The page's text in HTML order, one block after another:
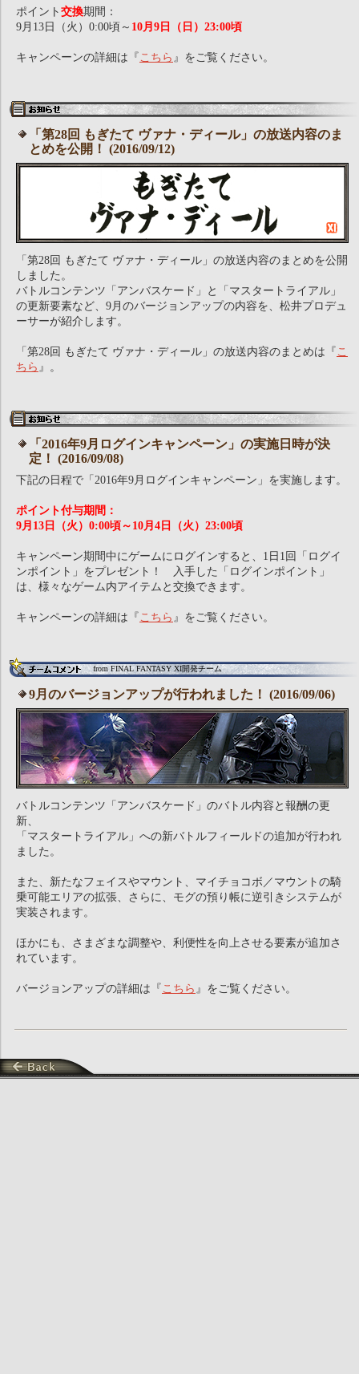
ポイント 交換期間：
9月13日（火）0:00頃～ 10月9日（日）23:00頃
キャンペーンの詳細は『 こちら 』をご覧ください。
「第28回 もぎたて ヴァナ・ディール」の放送内容のま
とめを公開！ (2016/09/12)
「第28回 もぎたて ヴァナ・ディール」の放送内容のまとめを公開
しました。
バトルコンテンツ「アンバスケード」と「マスタートライアル」
の更新要素など、9月のバージョンアップの内容を、松井プロデュ
ーサーが紹介します。
「第28回 もぎたて ヴァナ・ディール」の放送内容のまとめは『 こ
ちら 』。
「2016年9月ログインキャンペーン」の実施日時が決
定！ (2016/09/08)
下記の日程で「2016年9月ログインキャンペーン」を実施します。
ポイント付与期間：
9月13日（火）0:00頃～10月4日（火）23:00頃
キャンペーン期間中にゲームにログインすると、1日1回「ログイ
ンポイント」をプレゼント！ 入手した「ログインポイント」
は、様々なゲーム内アイテムと交換できます。
キャンペーンの詳細は『 こちら 』をご覧ください。
from FINAL FANTASY XI開発チーム
9月のバージョンアップが行われました！ (2016/09/06)
バトルコンテンツ「アンバスケード」のバトル内容と報酬の更
新、
「マスタートライアル」への新バトルフィールドの追加が行われ
ました。
また、新たなフェイスやマウント、マイチョコボ／マウントの騎
乗可能エリアの拡張、さらに、モグの預り帳に逆引きシステムが
実装されます。
ほかにも、さまざまな調整や、利便性を向上させる要素が追加さ
れています。
バージョンアップの詳細は『 こちら 』をご覧ください。